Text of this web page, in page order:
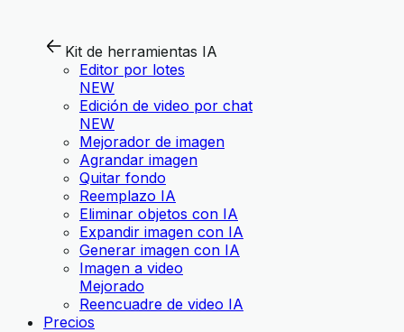
Kit de herramientas IA
Editor por lotes
NEW
Edición de video por chat
NEW
Mejorador de imagen
Agrandar imagen
Quitar fondo
Reemplazo IA
Eliminar objetos con IA
Expandir imagen con IA
Generar imagen con IA
Imagen a video
Mejorado
Reencuadre de video IA
Precios